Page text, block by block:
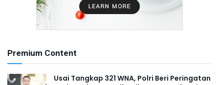
Premium Content
Usai Tangkap 321 WNA, Polri Beri Peringatan